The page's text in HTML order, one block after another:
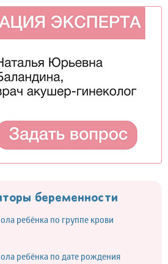
беременности
ребёнка по группе крови
ребёнка по дате рождения